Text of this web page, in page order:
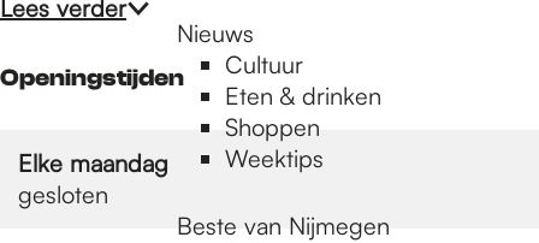
Nieuws
Cultuur
Eten & drinken
Shoppen
Weektips
Beste van Nijmegen
Lees verder
Openingstijden
Elke maandag
gesloten